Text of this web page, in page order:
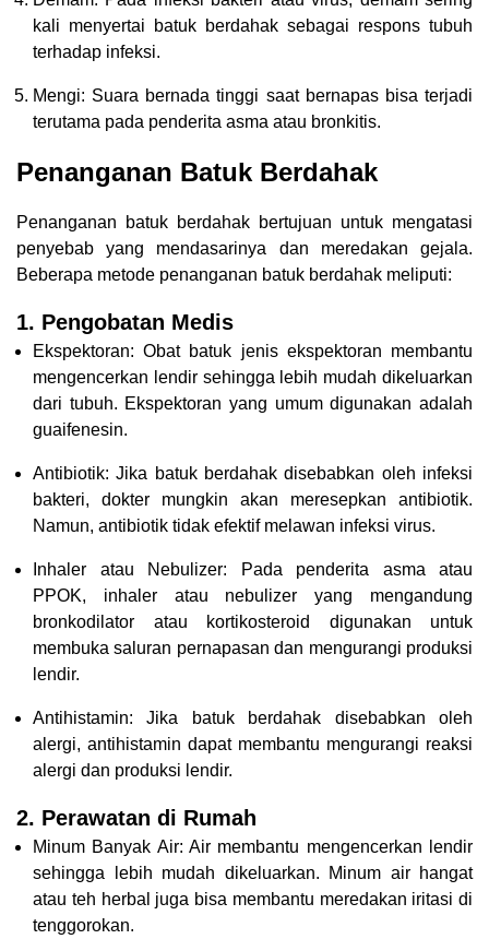
kali menyertai batuk berdahak sebagai respons tubuh
terhadap infeksi.
Mengi: Suara bernada tinggi saat bernapas bisa terjadi
terutama pada penderita asma atau bronkitis.
Penanganan Batuk Berdahak
Penanganan batuk berdahak bertujuan untuk mengatasi
penyebab yang mendasarinya dan meredakan gejala.
Beberapa metode penanganan batuk berdahak meliputi:
1. Pengobatan Medis
Ekspektoran: Obat batuk jenis ekspektoran membantu
mengencerkan lendir sehingga lebih mudah dikeluarkan
dari tubuh. Ekspektoran yang umum digunakan adalah
guaifenesin.
Antibiotik: Jika batuk berdahak disebabkan oleh infeksi
bakteri, dokter mungkin akan meresepkan antibiotik.
Namun, antibiotik tidak efektif melawan infeksi virus.
Inhaler atau Nebulizer: Pada penderita asma atau
PPOK, inhaler atau nebulizer yang mengandung
bronkodilator atau kortikosteroid digunakan untuk
membuka saluran pernapasan dan mengurangi produksi
lendir.
Antihistamin: Jika batuk berdahak disebabkan oleh
alergi, antihistamin dapat membantu mengurangi reaksi
alergi dan produksi lendir.
2. Perawatan di Rumah
Minum Banyak Air: Air membantu mengencerkan lendir
sehingga lebih mudah dikeluarkan. Minum air hangat
atau teh herbal juga bisa membantu meredakan iritasi di
tenggorokan.